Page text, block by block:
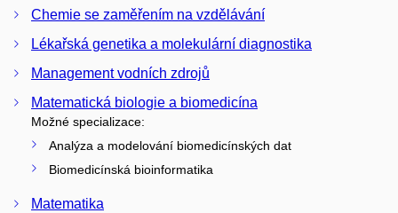
Chemie se zaměřením na vzdělávání
Lékařská genetika a molekulární diagnostika
Management vodních zdrojů
Matematická biologie a biomedicína
Možné specializace:
Analýza a modelování biomedicínských dat
Biomedicínská bioinformatika
Matematika